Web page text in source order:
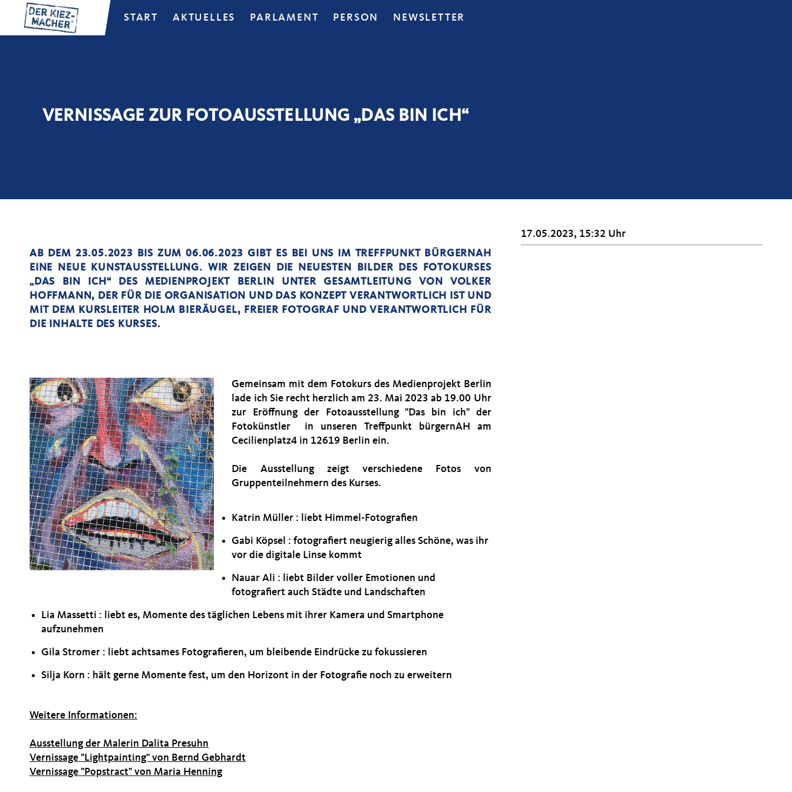
START AKTUELLES PARLAMENT PERSON NEWSLETTER
VERNISSAGE ZUR FOTOAUSSTELLUNG „DAS BIN ICH“
AB DEM 23.05.2023 BIS ZUM 06.06.2023 GIBT ES BEI UNS IM TREFFPUNKT BÜRGERNAH
EINE NEUE KUNSTAUSSTELLUNG. WIR ZEIGEN DIE NEUESTEN BILDER DES FOTOKURSES
DAS BIN ICH“ DES MEDIENPROJEKT BERLIN UNTER GESAMTLEITUNG VON VOLKER
HOFFMANN, DER FÜR DIE ORGANISATION UND DAS KONZEPT VERANTWORTLICH IST UND
MIT DEM KURSLEITER HOLM BIERÄUGEL, FREIER FOTOGRAF UND VERANTWORTLICH FÜR
DIE INHALTE DES KURSES.
Gemeinsam mit dem Fotokurs des Medienprojekt Berlin
lade ich Sie recht herzlich am 23. Mai 2023 ab 19.00 Uhr
zur Eröffnung der Fotoausstellung "Das bin ich" der
Fotokünstler in unseren Treffpunkt bürgernAH am
Cecilienplatz4 in 12619 Berlin ein.
Die Ausstellung zeigt verschiedene Fotos von
Gruppenteilnehmern des Kurses.
Katrin Müller : liebt Himmel-Fotografien
Gabi Köpsel : fotografiert neugierig alles Schöne, was ihr
vor die digitale Linse kommt
Nauar Ali : liebt Bilder voller Emotionen und
fotografiert auch Städte und Landschaften
Lia Massetti : liebt es, Momente des täglichen Lebens mit ihrer Kamera und Smartphone
aufzunehmen
Gila Stromer : liebt achtsames Fotografieren, um bleibende Eindrücke zu fokussieren
Silja Korn : hält gerne Momente fest, um den Horizont in der Fotografie noch zu erweitern
Weitere Informationen:
Ausstellung der Malerin Dalita Presuhn
Vernissage "Lightpainting" von Bernd Gebhardt
Vernissage "Popstract" von Maria Henning
17.05.2023, 15:32 Uhr